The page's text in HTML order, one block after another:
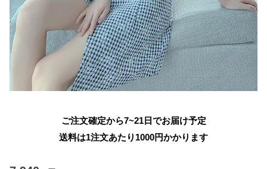
ご注文確定から7~21日でお届け予定
送料は1注文あたり 1000円かかります